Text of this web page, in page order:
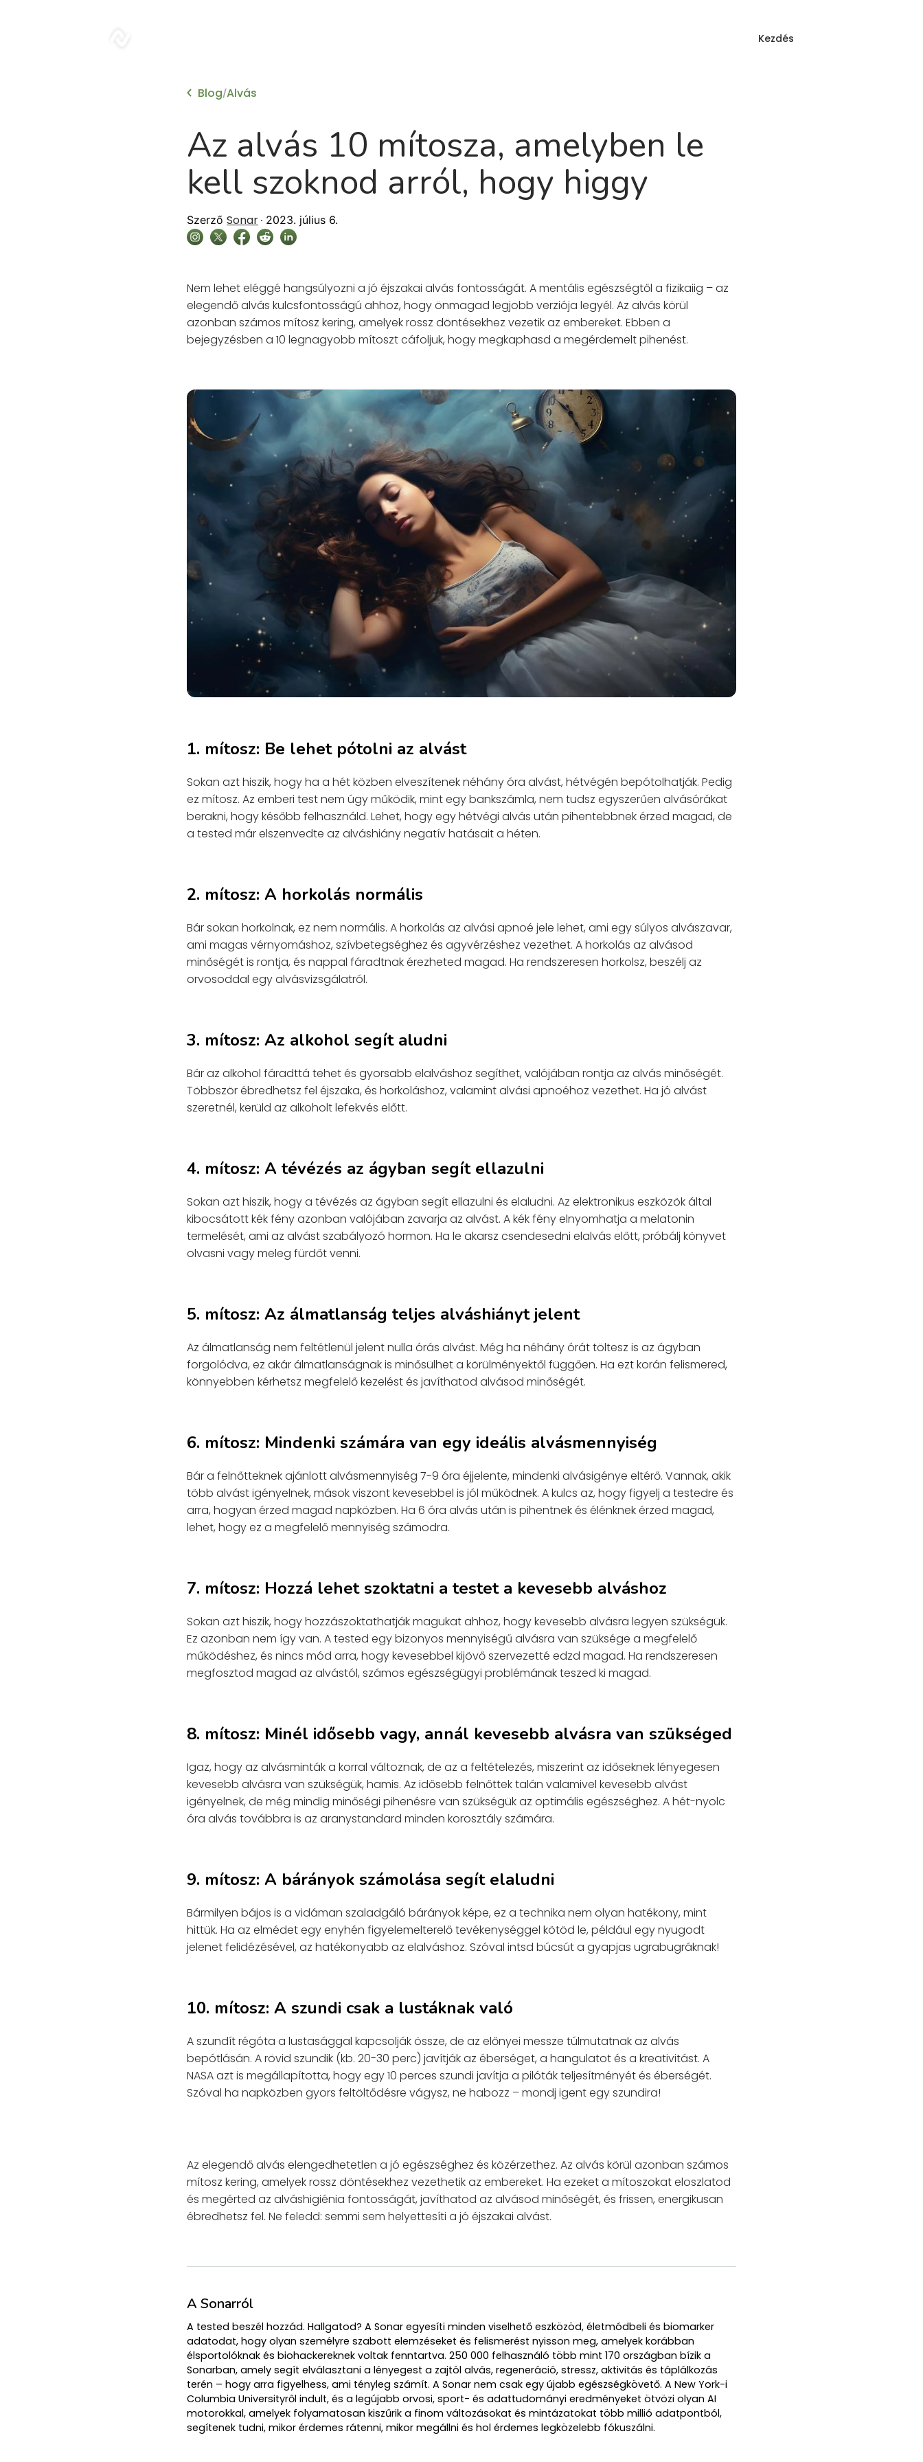
Kezdés
Blog/Alvás
Az alvás 10 mítosza, amelyben le
kell szoknod arról, hogy higgy
Szerző Sonar 2023. július 6.
Nem lehet eléggé hangsúlyozni a jó éjszakai alvás fontosságát. A mentális egészségtől a fizikaiig – az
elegendő alvás kulcsfontosságú ahhoz, hogy önmagad legjobb verziója legyél. Az alvás körül
azonban számos mítosz kering, amelyek rossz döntésekhez vezetik az embereket. Ebben a
bejegyzésben a 10 legnagyobb mítoszt cáfoljuk, hogy megkaphasd a megérdemelt pihenést.
1. mítosz: Be lehet pótolni az alvást
Sokan azt hiszik, hogy ha a hét közben elveszítenek néhány óra alvást, hétvégén bepótolhatják. Pedig
ez mítosz. Az emberi test nem úgy működik, mint egy bankszámla, nem tudsz egyszerűen alvásórákat
berakni, hogy később felhasználd. Lehet, hogy egy hétvégi alvás után pihentebbnek érzed magad, de
a tested már elszenvedte az alváshiány negatív hatásait a héten.
2. mítosz: A horkolás normális
Bár sokan horkolnak, ez nem normális. A horkolás az alvási apnoé jele lehet, ami egy súlyos alvászavar,
ami magas vérnyomáshoz, szívbetegséghez és agyvérzéshez vezethet. A horkolás az alvásod
minőségét is rontja, és nappal fáradtnak érezheted magad. Ha rendszeresen horkolsz, beszélj az
orvosoddal egy alvásvizsgálatról.
3. mítosz: Az alkohol segít aludni
Bár az alkohol fáradttá tehet és gyorsabb elalváshoz segíthet, valójában rontja az alvás minőségét.
Többször ébredhetsz fel éjszaka, és horkoláshoz, valamint alvási apnoéhoz vezethet. Ha jó alvást
szeretnél, kerüld az alkoholt lefekvés előtt.
4. mítosz: A tévézés az ágyban segít ellazulni
Sokan azt hiszik, hogy a tévézés az ágyban segít ellazulni és elaludni. Az elektronikus eszközök által
kibocsátott kék fény azonban valójában zavarja az alvást. A kék fény elnyomhatja a melatonin
termelését, ami az alvást szabályozó hormon. Ha le akarsz csendesedni elalvás előtt, próbálj könyvet
olvasni vagy meleg fürdőt venni.
5. mítosz: Az álmatlanság teljes alváshiányt jelent
Az álmatlanság nem feltétlenül jelent nulla órás alvást. Még ha néhány órát töltesz is az ágyban
forgolódva, ez akár álmatlanságnak is minősülhet a körülményektől függően. Ha ezt korán felismered,
könnyebben kérhetsz megfelelő kezelést és javíthatod alvásod minőségét.
6. mítosz: Mindenki számára van egy ideális alvásmennyiség
Bár a felnőtteknek ajánlott alvásmennyiség 7-9 óra éjjelente, mindenki alvásigénye eltérő. Vannak, akik
több alvást igényelnek, mások viszont kevesebbel is jól működnek. A kulcs az, hogy figyelj a testedre és
arra, hogyan érzed magad napközben. Ha 6 óra alvás után is pihentnek és élénknek érzed magad,
lehet, hogy ez a megfelelő mennyiség számodra.
7. mítosz: Hozzá lehet szoktatni a testet a kevesebb alváshoz
Sokan azt hiszik, hogy hozzászoktathatják magukat ahhoz, hogy kevesebb alvásra legyen szükségük.
Ez azonban nem így van. A tested egy bizonyos mennyiségű alvásra van szüksége a megfelelő
működéshez, és nincs mód arra, hogy kevesebbel kijövő szervezetté edzd magad. Ha rendszeresen
megfosztod magad az alvástól, számos egészségügyi problémának teszed ki magad.
8. mítosz: Minél idősebb vagy, annál kevesebb alvásra van szükséged
Igaz, hogy az alvásminták a korral változnak, de az a feltételezés, miszerint az időseknek lényegesen
kevesebb alvásra van szükségük, hamis. Az idősebb felnőttek talán valamivel kevesebb alvást
igényelnek, de még mindig minőségi pihenésre van szükségük az optimális egészséghez. A hét-nyolc
óra alvás továbbra is az aranystandard minden korosztály számára.
9. mítosz: A bárányok számolása segít elaludni
Bármilyen bájos is a vidáman szaladgáló bárányok képe, ez a technika nem olyan hatékony, mint
hittük. Ha az elmédet egy enyhén figyelemelterelő tevékenységgel kötöd le, például egy nyugodt
jelenet felidézésével, az hatékonyabb az elalváshoz. Szóval intsd búcsút a gyapjas ugrabugráknak!
10. mítosz: A szundi csak a lustáknak való
A szundít régóta a lustasággal kapcsolják össze, de az előnyei messze túlmutatnak az alvás
bepótlásán. A rövid szundik (kb. 20-30 perc) javítják az éberséget, a hangulatot és a kreativitást. A
NASA azt is megállapította, hogy egy 10 perces szundi javítja a pilóták teljesítményét és éberségét.
Szóval ha napközben gyors feltöltődésre vágysz, ne habozz – mondj igent egy szundira!
Az elegendő alvás elengedhetetlen a jó egészséghez és közérzethez. Az alvás körül azonban számos
mítosz kering, amelyek rossz döntésekhez vezethetik az embereket. Ha ezeket a mítoszokat eloszlatod
és megérted az alváshigiénia fontosságát, javíthatod az alvásod minőségét, és frissen, energikusan
ébredhetsz fel. Ne feledd: semmi sem helyettesíti a jó éjszakai alvást.
A Sonarról
A tested beszél hozzád. Hallgatod? A Sonar egyesíti minden viselhető eszközöd, életmódbeli és biomarker
adatodat, hogy olyan személyre szabott elemzéseket és felismerést nyisson meg, amelyek korábban
élsportolóknak és biohackereknek voltak fenntartva. 250 000 felhasználó több mint 170 országban bízik a
Sonarban, amely segít elválasztani a lényegest a zajtól alvás, regeneráció, stressz, aktivitás és táplálkozás
terén – hogy arra figyelhess, ami tényleg számít. A Sonar nem csak egy újabb egészségkövető. A New York-i
Columbia Universityről indult, és a legújabb orvosi, sport- és adattudományi eredményeket ötvözi olyan AI
motorokkal, amelyek folyamatosan kiszűrik a finom változásokat és mintázatokat több millió adatpontból,
segítenek tudni, mikor érdemes rátenni, mikor megállni és hol érdemes legközelebb fókuszálni.